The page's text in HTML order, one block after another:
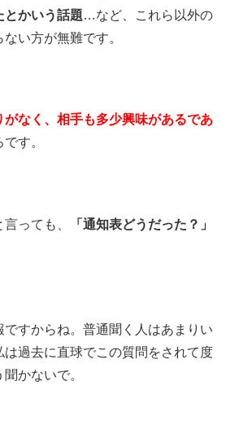
とかいう話題…など、これら以外の
い方が無難です。
がなく、相手も多少興味があるであ
す。
っても、
「通知表どうだった？」
すからね。普通聞く人はあまりい
は過去に直球でこの質問をされて度
かないで。